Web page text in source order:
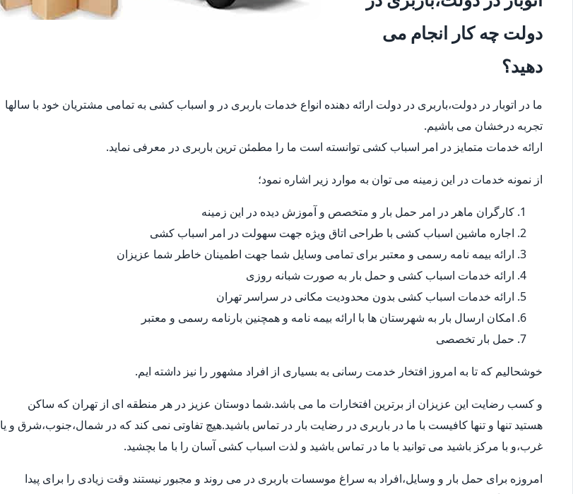
دولت چه کار انجام می
دهید؟
ما در اتوبار در دولت،باربری در دولت ارائه دهنده انواع خدمات باربری در و اسباب کشی به تمامی مشتریان خود با سالها
تجربه درخشان می باشیم.
ارائه خدمات متمایز در امر اسباب کشی توانسته است ما را مطمئن ترین باربری در معرفی نماید.
از نمونه خدمات در این زمینه می توان به موارد زیر اشاره نمود؛
کارگران ماهر در امر حمل بار و متخصص و آموزش دیده در این زمینه
اجاره ماشین اسباب کشی با طراحی اتاق ویژه جهت سهولت در امر اسباب کشی
ارائه بیمه نامه رسمی و معتبر برای تمامی وسایل شما جهت اطمینان خاطر شما عزیزان
ارائه خدمات اسباب کشی و حمل بار به صورت شبانه روزی
ارائه خدمات اسباب کشی بدون محدودیت مکانی در سراسر تهران
امکان ارسال بار به شهرستان ها با ارائه بیمه نامه و همچنین بارنامه رسمی و معتبر
حمل بار تخصصی
خوشحالیم که تا به امروز افتخار خدمت رسانی به بسیاری از افراد مشهور را نیز داشته ایم.
و کسب رضایت این عزیزان از برترین افتخارات ما می باشد.شما دوستان عزیز در هر منطقه ای از تهران که ساکن
هستید تنها و تنها کافیست با ما در باربری در رضایت بار در تماس باشید.هیچ تفاوتی نمی کند که در شمال،جنوب،شرق و یا
غرب،و با مرکز باشید می توانید با ما در تماس باشید و لذت اسباب کشی آسان را با ما بچشید.
امروزه برای حمل بار و وسایل،افراد به سراغ موسسات باربری در می روند و مجبور نیستند وقت زیادی را برای پیدا